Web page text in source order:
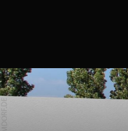
Zum
Inhalt
springen